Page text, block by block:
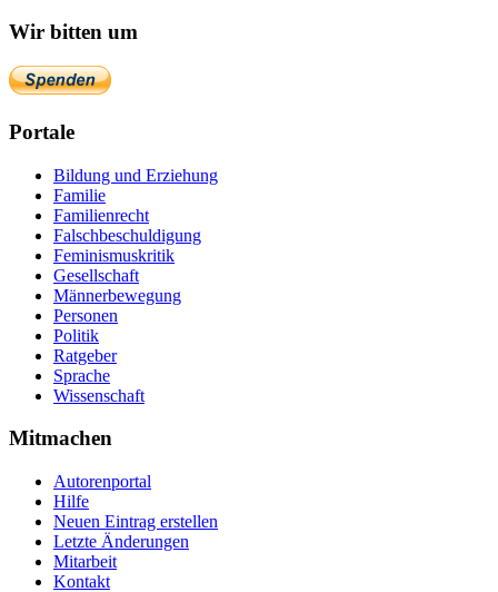
Wir bitten um
Portale
Bildung und Erziehung
Familie
Familienrecht
Falschbeschuldigung
Feminismuskritik
Gesellschaft
Männerbewegung
Personen
Politik
Ratgeber
Sprache
Wissenschaft
Mitmachen
Autorenportal
Hilfe
Neuen Eintrag erstellen
Letzte Änderungen
Mitarbeit
Kontakt